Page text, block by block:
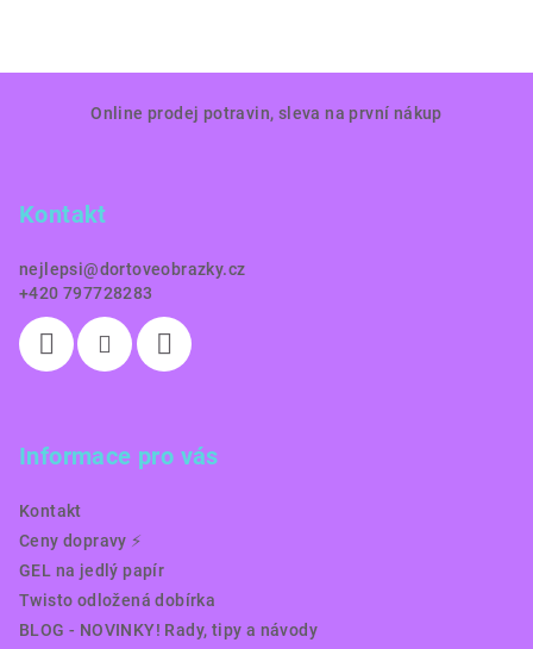
Online prodej potravin, sleva na první nákup
Kontakt
nejlepsi@dortoveobrazky.cz
+420 797728283
Informace pro vás
Kontakt
Ceny dopravy ⚡️
GEL na jedlý papír
Twisto odložená dobírka
BLOG - NOVINKY! Rady, tipy a návody